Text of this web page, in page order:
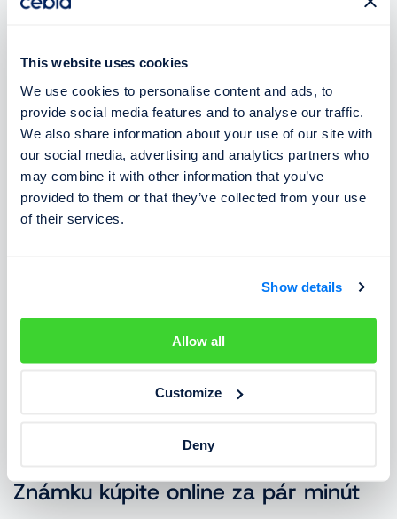
This website uses cookies
We use cookies to personalise content and ads, to
provide social media features and to analyse our traffic.
We also share information about your use of our site with
our social media, advertising and analytics partners who
may combine it with other information that you’ve
provided to them or that they’ve collected from your use
of their services.
Show details
Allow all
Customize
Deny
Príde mi pokuta, keď som išiel/a po
diaľnici bez známky?
Hoci sú české diaľnice vybavené hustým kamerovým
systémom schopným rozoznávať registračné značky,
Pokiaľ ste teda išli po diaľnici bez platnej diaľničnej
známky a neboli ste zastavení hliadkou Polície ČR
pokuta za jazdu bez diaľničnej známky nedorazí.
Známku kúpite online za pár minút